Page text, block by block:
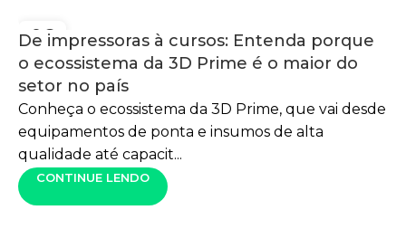
06
De impressoras à cursos: Entenda porque
o ecossistema da 3D Prime é o maior do
setor no país
Conheça o ecossistema da 3D Prime, que vai desde
equipamentos de ponta e insumos de alta
qualidade até capacit...
CONTINUE LENDO